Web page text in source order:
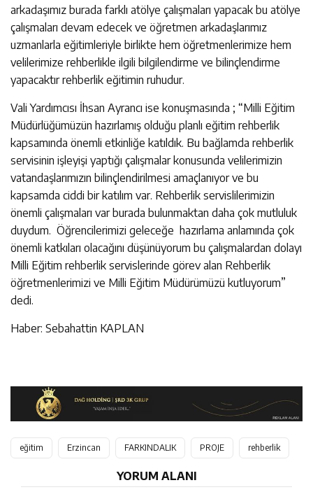
arkadaşımız burada farklı atölye çalışmaları yapacak bu atölye
çalışmaları devam edecek ve öğretmen arkadaşlarımız
uzmanlarla eğitimleriyle birlikte hem öğretmenlerimize hem
velilerimize rehberlikle ilgili bilgilendirme ve bilinçlendirme
yapacaktır rehberlik eğitimin ruhudur.
Vali Yardımcısı İhsan Ayrancı ise konuşmasında ; “Milli Eğitim
Müdürlüğümüzün hazırlamış olduğu planlı eğitim rehberlik
kapsamında önemli etkinliğe katıldık. Bu bağlamda rehberlik
servisinin işleyişi yaptığı çalışmalar konusunda velilerimizin
vatandaşlarımızın bilinçlendirilmesi amaçlanıyor ve bu
kapsamda ciddi bir katılım var. Rehberlik servislilerimizin
önemli çalışmaları var burada bulunmaktan daha çok mutluluk
duydum. Öğrencilerimizi geleceğe hazırlama anlamında çok
önemli katkıları olacağını düşünüyorum bu çalışmalardan dolayı
Milli Eğitim rehberlik servislerinde görev alan Rehberlik
öğretmenlerimizi ve Milli Eğitim Müdürümüzü kutluyorum”
dedi.
Haber: Sebahattin KAPLAN
eğitim Erzincan FARKINDALIK PROJE rehberlik
YORUM ALANI